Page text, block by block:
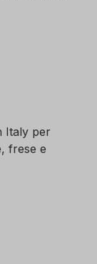
Italy per
frese e